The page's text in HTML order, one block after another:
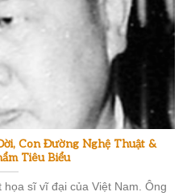
Con Đường Nghệ Thuật &
Tiêu Biểu
họa sĩ vĩ đại của Việt Nam. Ông